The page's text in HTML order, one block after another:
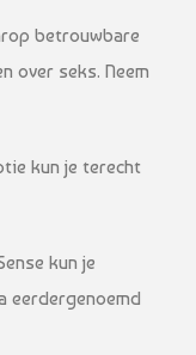
betrouwbare
over seks. Neem
kun je terecht
kun je
eerdergenoemd